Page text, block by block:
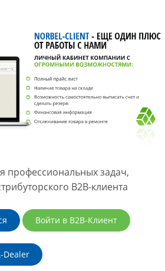
профессиональных задач,
B2B-клиента
Войти в B2B-Клиент
Dealer